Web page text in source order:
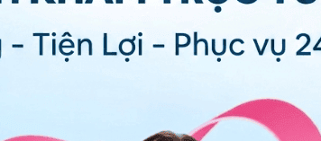
và
viêm gan và các rối loạn miễn dịch liên
khoa sẽ quyết định bạn cần được làm